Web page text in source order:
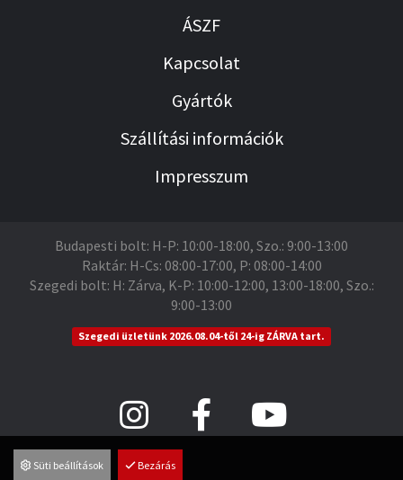
ÁSZF
Kapcsolat
Gyártók
Szállítási információk
Impresszum
Budapesti bolt: H-P: 10:00-18:00, Szo.: 9:00-13:00
Raktár: H-Cs: 08:00-17:00, P: 08:00-14:00
Szegedi bolt: H: Zárva, K-P: 10:00-12:00, 13:00-18:00, Szo.:
9:00-13:00
Szegedi üzletünk 2026.08.04-től 24-ig ZÁRVA tart.
Süti beállítások Bezárás